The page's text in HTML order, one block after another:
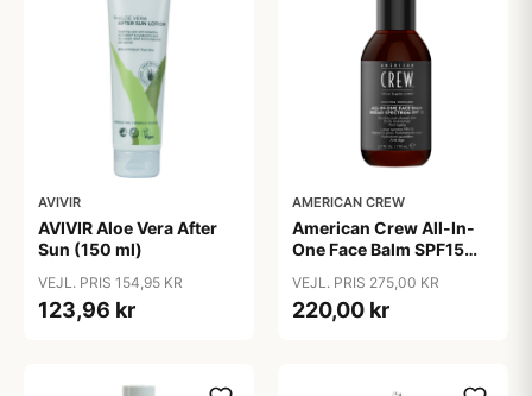
AVIVIR
AVIVIR Aloe Vera After
Sun (150 ml)
VEJL. PRIS 154,95 KR
123,96 kr
AMERICAN CREW
American Crew All-In-
One Face Balm SPF15
VEJL. PRIS 275,00 KR
220,00 kr